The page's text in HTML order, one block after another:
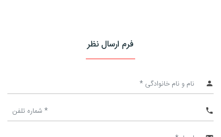
فرم ارسال نظر